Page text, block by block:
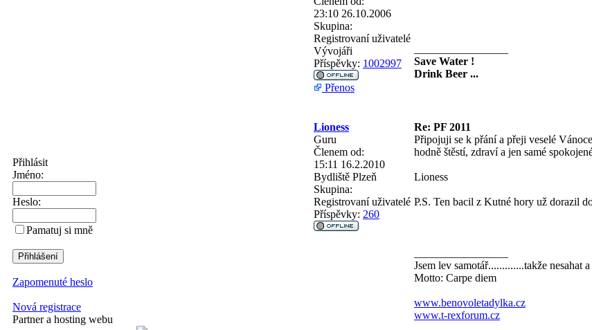
Přihlásit
Jméno:
Heslo:
Pamatuj si mně
Zapomenuté heslo
Nová registrace
Partner a hosting webu
23:10 26.10.2006
Skupina:
Registrovaní uživatelé
Vývojáři
Příspěvky: 1002997
Save Water !
Drink Beer ...
Přenos
Lioness Re: PF 2011
Guru
Členem od:
15:11 16.2.2010
Bydliště Plzeň
Skupina:
Registrovaní uživatelé
Příspěvky: 260
Připojuji se k přání a přeji veselé
hodně štěstí, zdraví a jen samé
Lioness
P.S. Ten bacil z Kutné hory už dorazil
Jsem lev samotář.............takže nesahat
Motto: Carpe diem
www.benovoletadylka.cz
www.t-rexforum.cz